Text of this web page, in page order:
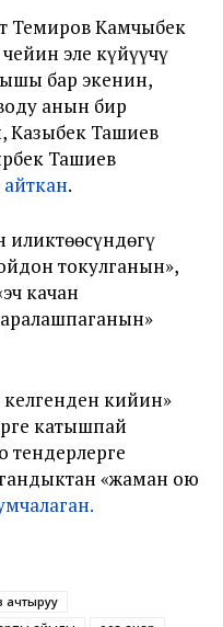
Темиров Камчыбек
эле күйүүчү
бар экенин,
анын бир
Казыбек Ташиев
Ташиев
айткан.
токулганын»,
качан
кийин»
катышпай
тендерлерге
«жаман ою
ачтыруу